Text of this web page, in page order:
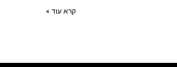
קרא עוד »